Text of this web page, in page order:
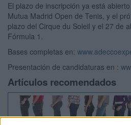
El plazo de inscripción ya está
Mutua Madrid Open de Tenis, y el
plazo del Cirque du Soleil y el 27 de
Fórmula 1.
Bases completas en:
Presentación de candidaturas en :
Artículos recomendados